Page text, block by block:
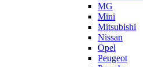
MG
Mini
Mitsubishi
Nissan
Opel
Peugeot